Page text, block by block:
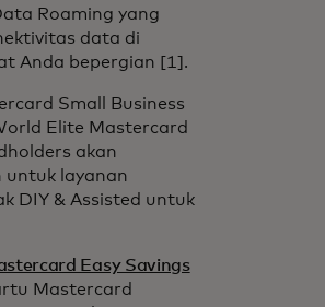
Roaming yang
data di
Anda bepergian [1].
Small Business
Elite Mastercard
akan
untuk layanan
DIY & Assisted untuk
Easy Savingsopens in a new
Mastercard